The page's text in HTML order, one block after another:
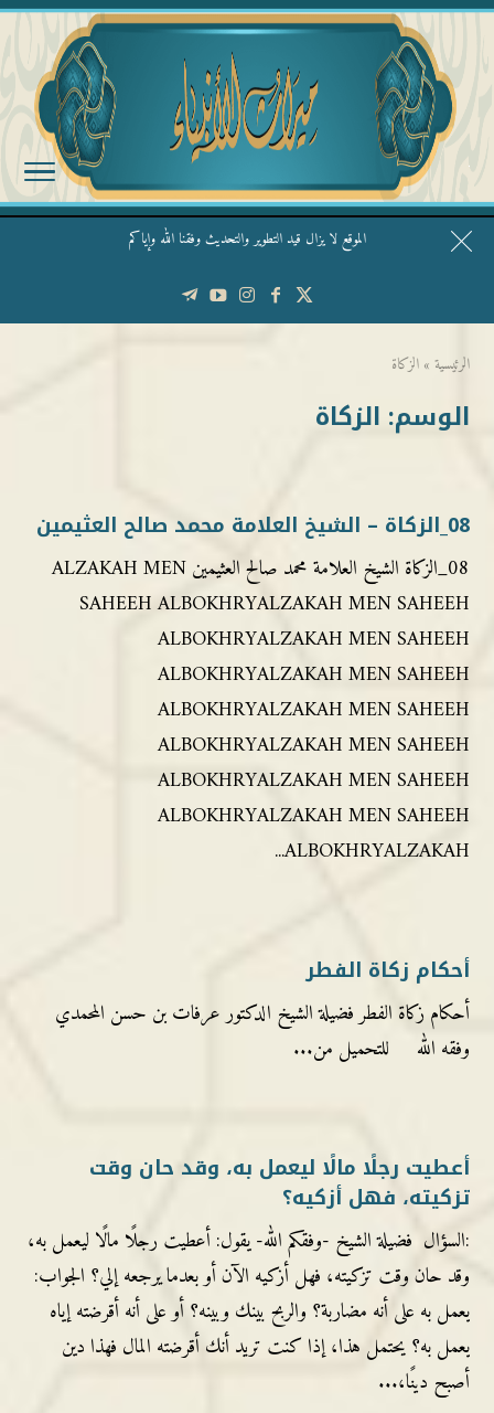
الموقع لا يزال قيد التطوير والتحديث وفقنا الله وإياكم
قال الشيخ ربيع وفقه الله: نحن ليس عندنا تقديس الأشخاص
الرئيسية » الزكاة
الوسم: الزكاة
08_الزكاة – الشيخ العلامة محمد صالح العثيمين
08_الزكاة الشيخ العلامة محمد صالح العثيمين ALZAKAH MEN
SAHEEH ALBOKHRYALZAKAH MEN SAHEEH
ALBOKHRYALZAKAH MEN SAHEEH
ALBOKHRYALZAKAH MEN SAHEEH
ALBOKHRYALZAKAH MEN SAHEEH
ALBOKHRYALZAKAH MEN SAHEEH
ALBOKHRYALZAKAH MEN SAHEEH
ALBOKHRYALZAKAH MEN SAHEEH
ALBOKHRYALZAKAH...
أحكام زكاة الفطر
أحكام زكاة الفطر فضيلة الشيخ الدكتور عرفات بن حسن المحمدي
وفقه الله للتحميل من...
أعطيت رجلًا مالًا ليعمل به، وقد حان وقت
تزكيته، فهل أزكيه؟
:السؤال فضيلة الشيخ -وفقكم الله- يقول: أعطيت رجلًا مالًا ليعمل به،
وقد حان وقت تزكيته، فهل أزكيه الآن أو بعدما يرجعه إلي؟ الجواب:
يعمل به على أنه مضاربة؟ والربح بينك وبينه؟ أو على أنه أقرضته إياه
يعمل به؟ يحتمل هذا، إذا كنت تريد أنك أقرضته المال فهذا دين
أصبح دينًا،...